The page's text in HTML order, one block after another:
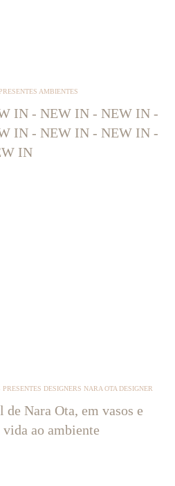
AMBIENTES
IN - NEW IN - NEW IN -
IN - NEW IN - NEW IN -
IN
DESIGNERS NARA OTA DESIGNER
Nara Ota, em vasos e
ao ambiente